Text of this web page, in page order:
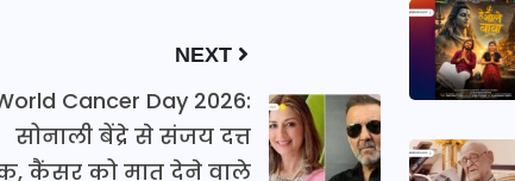
NEXT
Cancer Day 2026:
सोनाली बेंद्रे से संजय दत्त
कैंसर को मात देने वाले